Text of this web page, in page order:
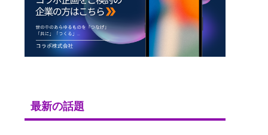
最新の話題